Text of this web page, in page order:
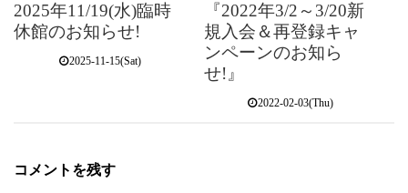
2025年11/19(水)臨時
休館のお知らせ!
2025-11-15(Sat)
『2022年3/2～3/20新
規入会＆再登録キャ
ンペーンのお知ら
せ!』
2022-02-03(Thu)
コメントを残す